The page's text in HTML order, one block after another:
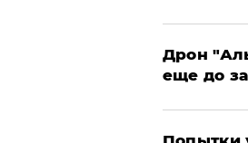
Дрон
еще до